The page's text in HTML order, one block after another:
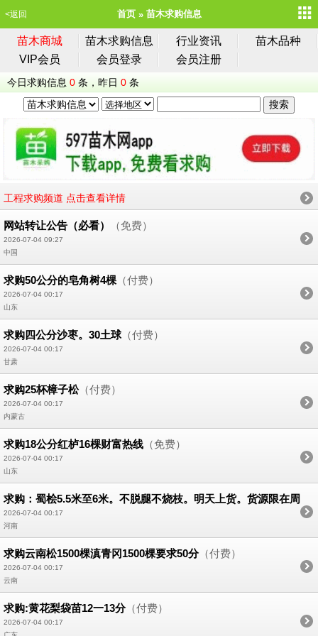
<返回 首页 苗木求购信息
苗木商城 苗木求购信息 行业资讯
苗木品种
VIP会员
会员登录 会员注册
今日求购信息 0 条，昨日 0 条
工程求购频道 点击查看详情
网站转让公告（必看） （免费）
2026-07-04 09:27
中国
求购50公分的皂角树4棵 （付费）
2026-07-04 00:17
山东
求购四公分沙枣。30土球（付费）
2026-07-04 00:17
甘肃
求购25杯樟子松（付费）
2026-07-04 00:17
内蒙古
求购18公分红栌16棵财富热线 （免费）
2026-07-04 00:17
山东
求购：蜀桧5.5米至6米。不脱腿不烧枝。明天上货。货源限在周
口200公里以内有资源的请抓紧时间联系。
2026-07-04 00:17
河南
求购云南松1500棵滇青冈1500棵要求50分（付费）
2026-07-04 00:17
云南
求购:黄花梨袋苗12一13分（付费）
2026-07-04 00:17